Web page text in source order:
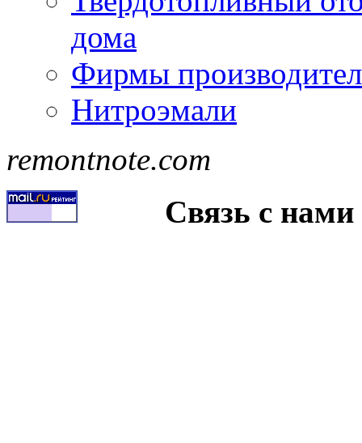
дома
Фирмы
Нитроэмали
remontnote.com
Связь с